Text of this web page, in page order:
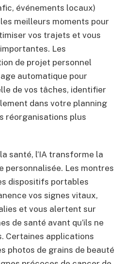
événements locaux)
meilleurs moments pour
vos trajets et vous
Les
de projet personnel
automatique pour
de vos tâches, identifier
dans votre planning
réorganisations plus
santé, l’IA transforme la
personnalisée. Les montres
dispositifs portables
vos signes vitaux,
et vous alertent sur
de santé avant qu’ils ne
Certaines applications
photos de grains de beauté